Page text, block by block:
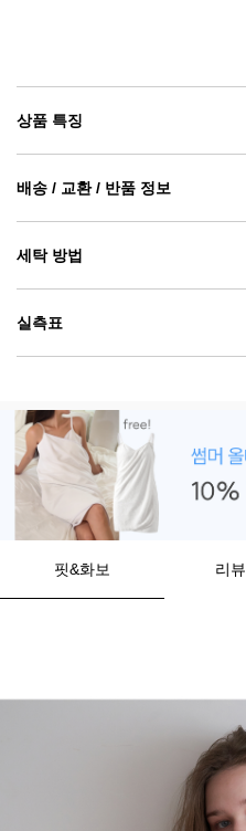
상품 특징
배송 / 교환 / 반품 정보
세탁 방법
실측표
핏&화보 리뷰